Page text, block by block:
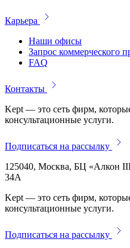
Карьера
Наши офисы
Запрос коммерческого
FAQ
Контакты
Kept — это сеть фирм,
консультационные услуги.
Подписаться на рассылку
125040, Москва, БЦ «Алкон
34А
Kept — это сеть фирм,
консультационные услуги.
Подписаться на рассылку